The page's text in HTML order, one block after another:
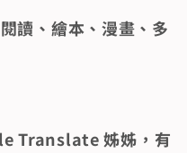
讀、繪本、漫畫、多
Translate 姊姊，有